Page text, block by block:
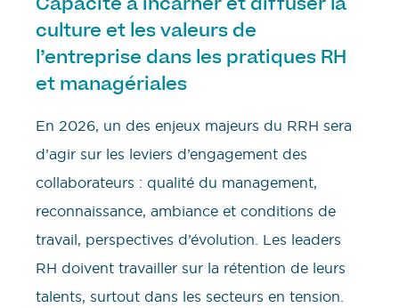
culture et les valeurs de
l’entreprise dans les pratiques RH
et managériales
En 2026, un des enjeux majeurs du RRH sera
d’agir sur les leviers d’engagement des
collaborateurs : qualité du management,
reconnaissance, ambiance et conditions de
travail, perspectives d’évolution. Les leaders
RH doivent travailler sur la rétention de leurs
talents, surtout dans les secteurs en tension.